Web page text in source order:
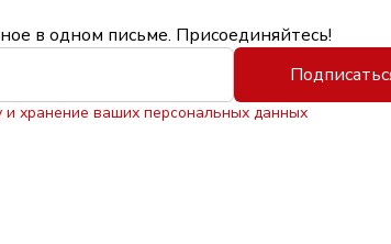
в одном письме. Присоединяйтесь!
и хранение ваших персональных данных